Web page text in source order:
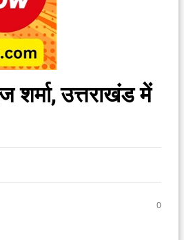
शर्मा, उत्तराखंड में
0